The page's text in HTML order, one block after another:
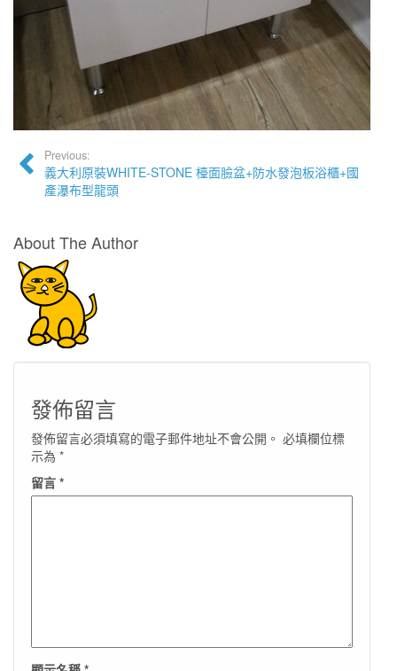
Previous:
義大利原裝WHITE-STONE 檯面臉盆+防水發泡板浴櫃+國
產瀑布型龍頭
About The Author
發佈留言
發佈留言必須填寫的電子郵件地址不會公開。 必填欄位標
示為 *
留言 *